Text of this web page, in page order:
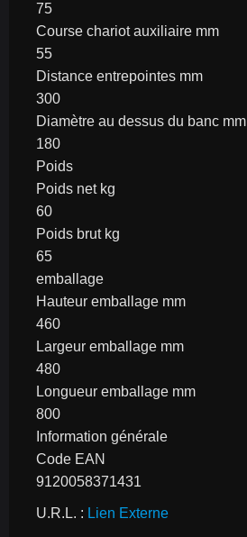
75
Course chariot auxiliaire mm
55
Distance entrepointes mm
300
Diamètre au dessus du banc mm
180
Poids
Poids net kg
60
Poids brut kg
65
emballage
Hauteur emballage mm
460
Largeur emballage mm
480
Longueur emballage mm
800
Information générale
Code EAN
9120058371431
U.R.L. : Lien Externe